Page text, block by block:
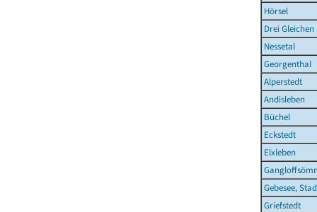
Hörsel
Drei Gleichen
Nessetal
Georgenthal
Alperstedt
Andisleben
Büchel
Eckstedt
Elxleben
Gebesee,
Griefstedt